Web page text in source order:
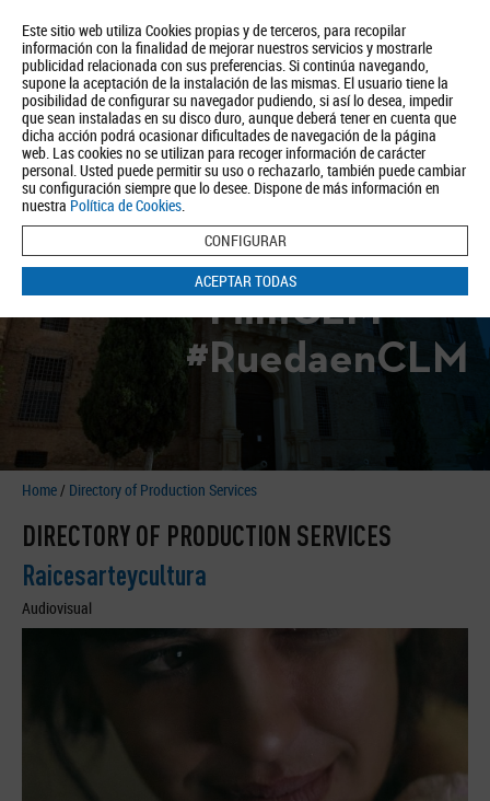
Este sitio web utiliza Cookies propias y de terceros, para recopilar
información con la finalidad de mejorar nuestros servicios y mostrarle
publicidad relacionada con sus preferencias. Si continúa navegando,
supone la aceptación de la instalación de las mismas. El usuario tiene la
posibilidad de configurar su navegador pudiendo, si así lo desea, impedir
que sean instaladas en su disco duro, aunque deberá tener en cuenta que
dicha acción podrá ocasionar dificultades de navegación de la página
web. Las cookies no se utilizan para recoger información de carácter
personal. Usted puede permitir su uso o rechazarlo, también puede cambiar
su configuración siempre que lo desee. Dispone de más información en
nuestra Política de Cookies.
CONFIGURAR
ACEPTAR TODAS
About us Tourism Política de Privacidad Aviso Legal Política de Cookies
BUSCAR
#FilmCLM
#RuedaenCLM
Home/ Directory of Production Services
DIRECTORY OF PRODUCTION SERVICES
Raicesarteycultura
Audiovisual